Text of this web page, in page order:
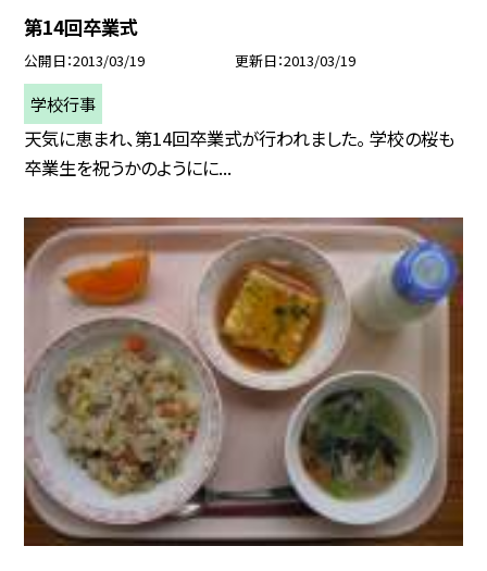
第14回卒業式
公開日 2013/03/19 更新日 2013/03/19
学校行事
天気に恵まれ、第14回卒業式が行われました。 学校の桜も
卒業生を祝うかのようにに...